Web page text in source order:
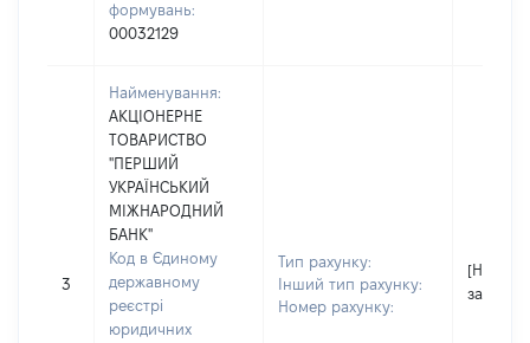
формувань:
00032129
3
Найменування:
АКЦІОНЕРНЕ
ТОВАРИСТВО
"ПЕРШИЙ
УКРАЇНСЬКИЙ
МІЖНАРОДНИЙ
БАНК"
Код в Єдиному
державному
реєстрі
юридичних
Тип рахунку:
Інший тип рахунку:
Номер рахунку:
[Не